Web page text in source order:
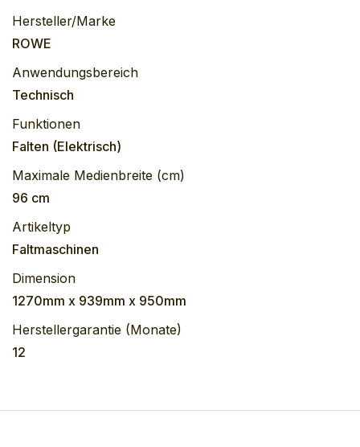
Hersteller/Marke
ROWE
Anwendungsbereich
Technisch
Funktionen
Falten (Elektrisch)
Maximale Medienbreite (cm)
96 cm
Artikeltyp
Faltmaschinen
Dimension
1270mm x 939mm x 950mm
Herstellergarantie (Monate)
12